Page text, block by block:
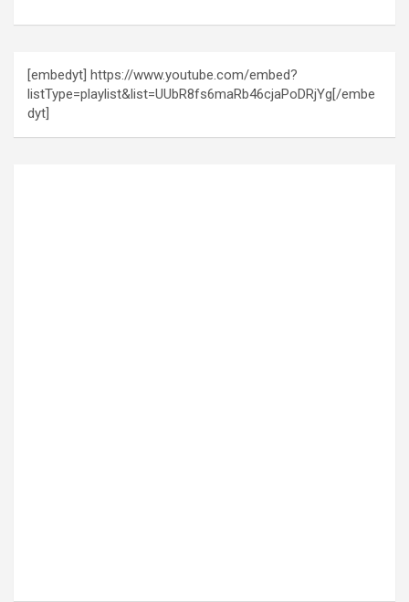
[embedyt] https://www.youtube.com/embed?
listType=playlist&list=UUbR8fs6maRb46cjaPoDRjYg[/embe
dyt]